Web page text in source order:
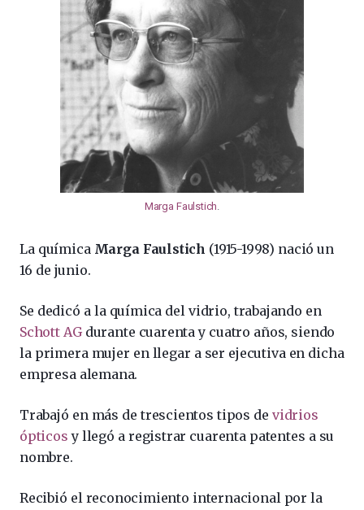
Marga Faulstich.
La química Marga Faulstich (1915-1998) nació un
16 de junio.
Se dedicó a la química del vidrio, trabajando en
Schott AGdurante cuarenta y cuatro años, siendo
la primera mujer en llegar a ser ejecutiva en dicha
empresa alemana.
Trabajó en más de trescientos tipos de vidrios
ópticos y llegó a registrar cuarenta patentes a su
nombre.
Recibió el reconocimiento internacional por la